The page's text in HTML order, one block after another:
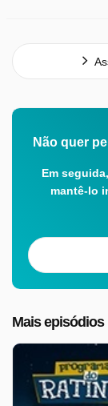
Não quer
Em
mantê-lo
Mais episódios